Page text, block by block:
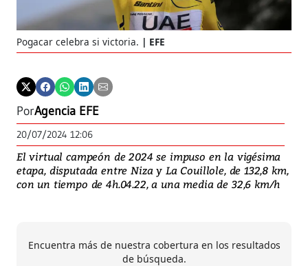
Pogacar celebra si victoria. EFE
PorAgencia EFE
20/07/2024 12:06
El virtual campeón de 2024 se impuso en la vigésima
etapa, disputada entre Niza y La Couillole, de 132,8 km,
con un tiempo de 4h.04.22, a una media de 32,6 km/h
Encuentra más de nuestra cobertura en los resultados
de búsqueda.